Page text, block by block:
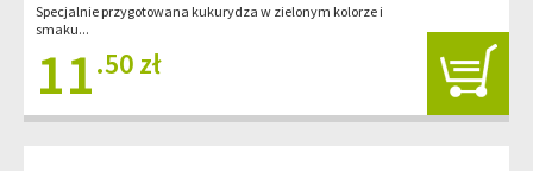
Specjalnie przygotowana kukurydza w zielonym kolorze i
smaku...
11.50 zł